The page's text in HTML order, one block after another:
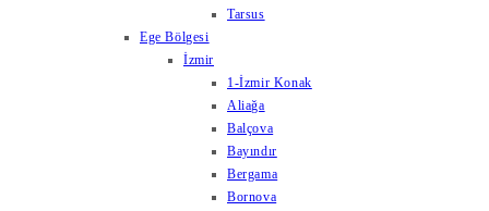
Tarsus
Ege Bölgesi
İzmir
1-İzmir Konak
Aliağa
Balçova
Bayındır
Bergama
Bornova